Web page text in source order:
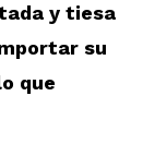
y tiesa
su
que